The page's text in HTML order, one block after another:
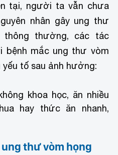
tại, người ta vẫn chưa
nhân gây ung thư
thông thường, các tác
bệnh mắc ung thư vòm
tố sau ảnh hưởng:
khoa học, ăn nhiều
hay thức ăn nhanh,
thư vòm họng